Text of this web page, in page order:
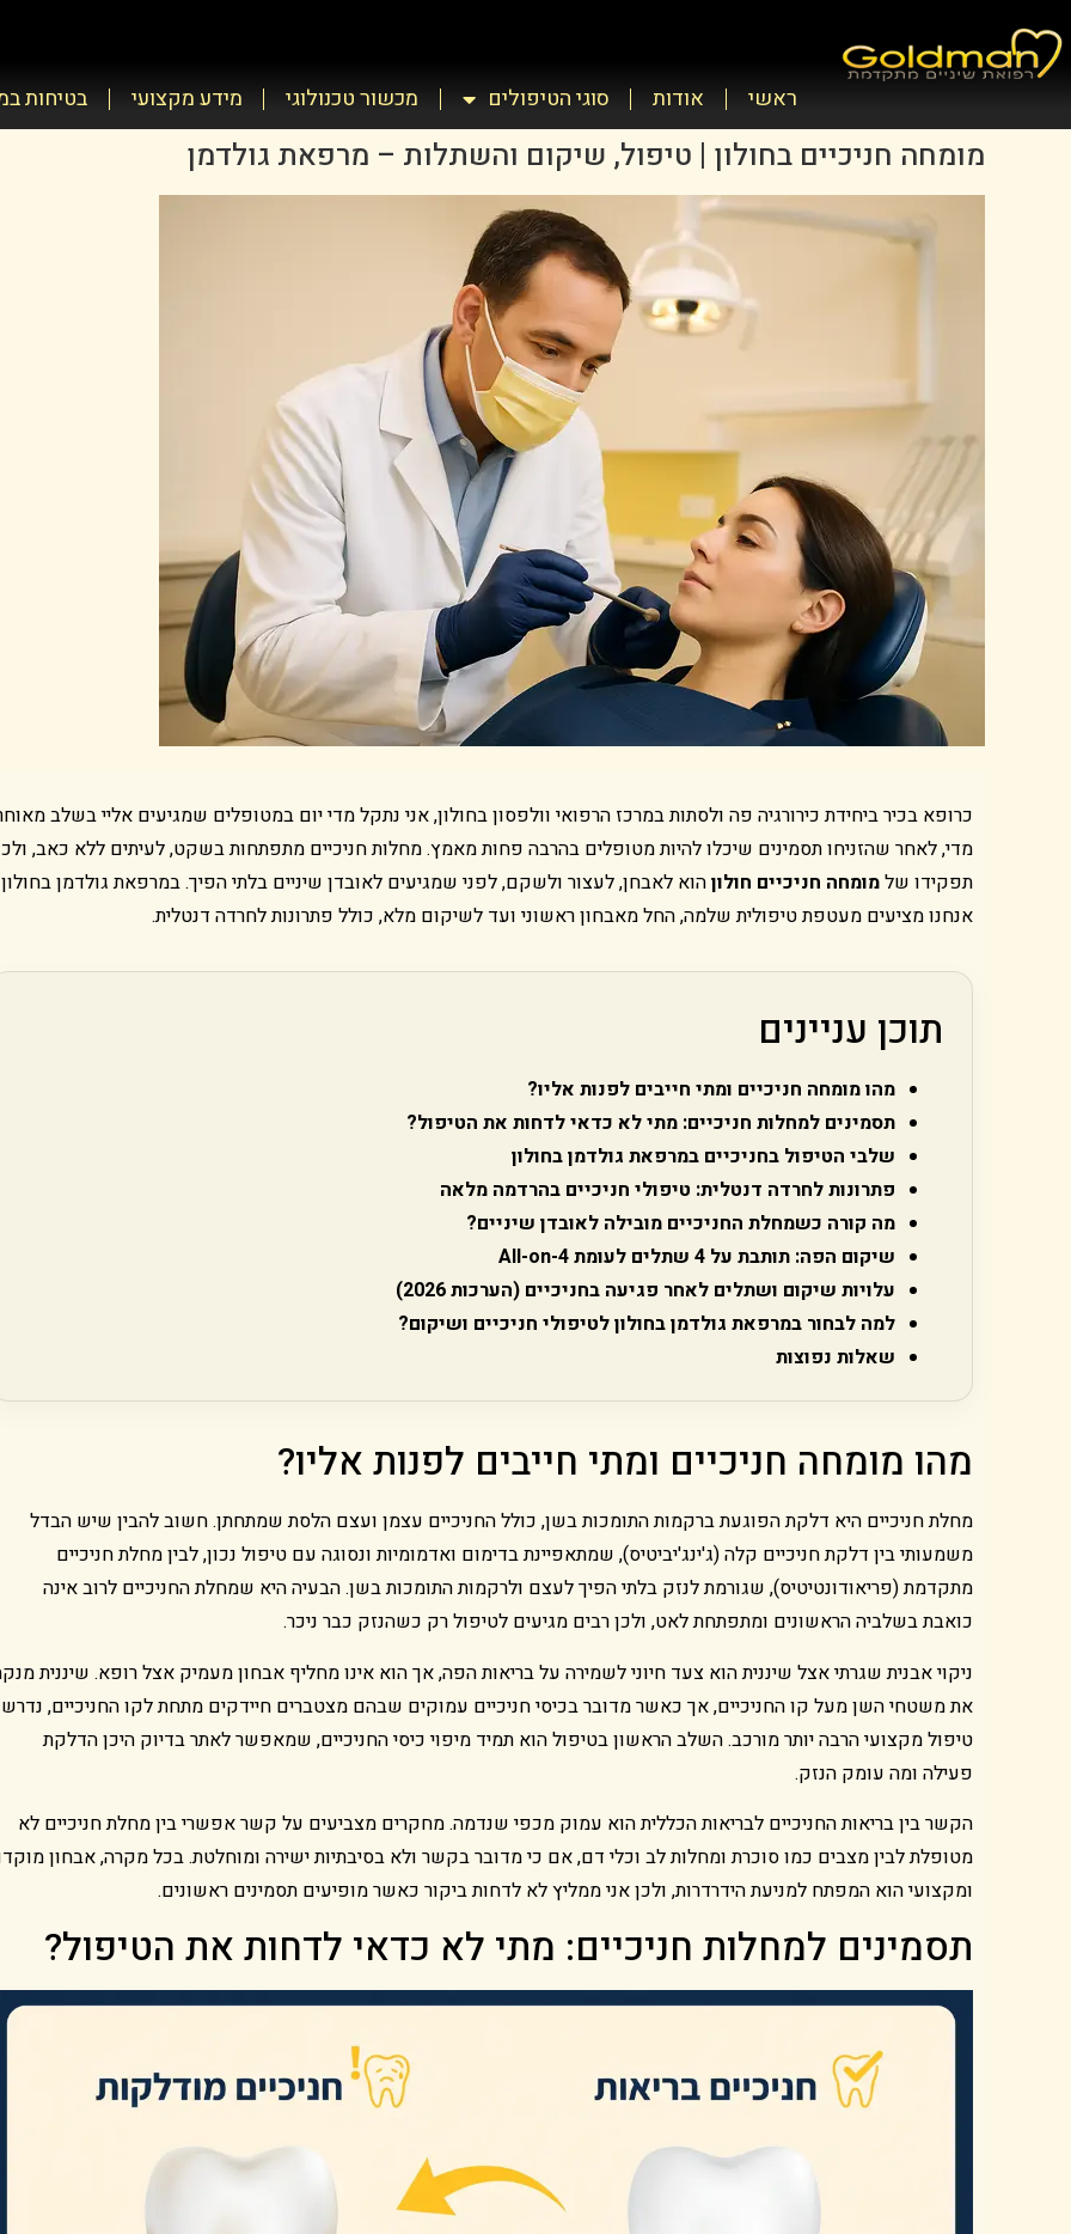
ראשי אודות סוגי הטיפולים מכשור טכנולוגי מידע מקצועי בטיחות
מומחה חניכיים בחולון | טיפול, שיקום והשתלות – מרפאת גולדמן
כרופא בכיר ביחידת כירורגיה פה ולסתות במרכז הרפואי וולפסון בחולון, אני נתקל מדי יום במטופלים שמגיעים אליי בשלב
מדי, לאחר שהזניחו תסמינים שיכלו להיות מטופלים בהרבה פחות מאמץ. מחלות חניכיים מתפתחות בשקט, לעיתים ללא כאב,
תפקידו שלמומחה חניכיים חולוןהוא לאבחן, לעצור ולשקם, לפני שמגיעים לאובדן שיניים בלתי הפיך. במרפאת גולדמן בחולון
אנחנו מציעים מעטפת טיפולית שלמה, החל מאבחון ראשוני ועד לשיקום מלא, כולל פתרונות לחרדה דנטלית.
תוכן עניינים
מהו מומחה חניכיים ומתי חייבים לפנות אליו?
תסמינים למחלות חניכיים: מתי לא כדאי לדחות את הטיפול?
שלבי הטיפול בחניכיים במרפאת גולדמן בחולון
פתרונות לחרדה דנטלית: טיפולי חניכיים בהרדמה מלאה
מה קורה כשמחלת החניכיים מובילה לאובדן שיניים?
שיקום הפה: תותבת על 4 שתלים לעומת All-on-4
עלויות שיקום ושתלים לאחר פגיעה בחניכיים (הערכות 2026)
למה לבחור במרפאת גולדמן בחולון לטיפולי חניכיים ושיקום?
שאלות נפוצות
מהו מומחה חניכיים ומתי חייבים לפנות אליו?
מחלת חניכיים היא דלקת הפוגעת ברקמות התומכות בשן, כולל החניכיים עצמן ועצם הלסת שמתחתן. חשוב להבין שיש הבדל
משמעותי בין דלקת חניכיים קלה (ג'ינג'יביטיס), שמתאפיינת בדימום ואדמומיות ונסוגה עם טיפול נכון, לבין מחלת חניכיים
מתקדמת (פריאודונטיטיס), שגורמת לנזק בלתי הפיך לעצם ולרקמות התומכות בשן. הבעיה היא שמחלת החניכיים לרוב אינה
כואבת בשלביה הראשונים ומתפתחת לאט, ולכן רבים מגיעים לטיפול רק כשהנזק כבר ניכר.
ניקוי אבנית שגרתי אצל שיננית הוא צעד חיוני לשמירה על בריאות הפה, אך הוא אינו מחליף אבחון מעמיק אצל רופא. שיננית
את משטחי השן מעל קו החניכיים, אך כאשר מדובר בכיסי חניכיים עמוקים שבהם מצטברים חיידקים מתחת לקו החניכיים, נדרש
טיפול מקצועי הרבה יותר מורכב. השלב הראשון בטיפול הוא תמיד מיפוי כיסי החניכיים, שמאפשר לאתר בדיוק היכן הדלקת
פעילה ומה עומק הנזק.
הקשר בין בריאות החניכיים לבריאות הכללית הוא עמוק מכפי שנדמה. מחקרים מצביעים על קשר אפשרי בין מחלת חניכיים לא
מטופלת לבין מצבים כמו סוכרת ומחלות לב וכלי דם, אם כי מדובר בקשר ולא בסיבתיות ישירה ומוחלטת. בכל מקרה, אבחון
ומקצועי הוא המפתח למניעת הידרדרות, ולכן אני ממליץ לא לדחות ביקור כאשר מופיעים תסמינים ראשונים.
תסמינים למחלות חניכיים: מתי לא כדאי לדחות את הטיפול?